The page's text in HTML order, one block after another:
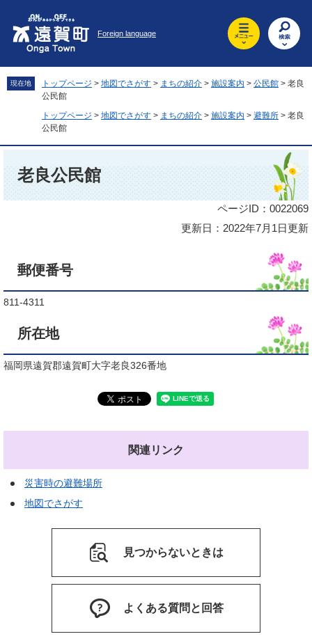
先
頭
を
飛
Foreign language
現在地 トップページ > 地図でさがす > まちの紹介 > 施設案内 > 公民館 > 老良
公民館
トップページ > 地図でさがす > まちの紹介 > 施設案内 > 避難所 > 老良
公民館
老良公民館
ページID：0022069
更新日：2022年7月1日更新
郵便番号
811-4311
所在地
福岡県遠賀郡遠賀町大字老良326番地
関連リンク
災害時の避難場所
地図でさがす
見つからないときは
よくある質問と回答